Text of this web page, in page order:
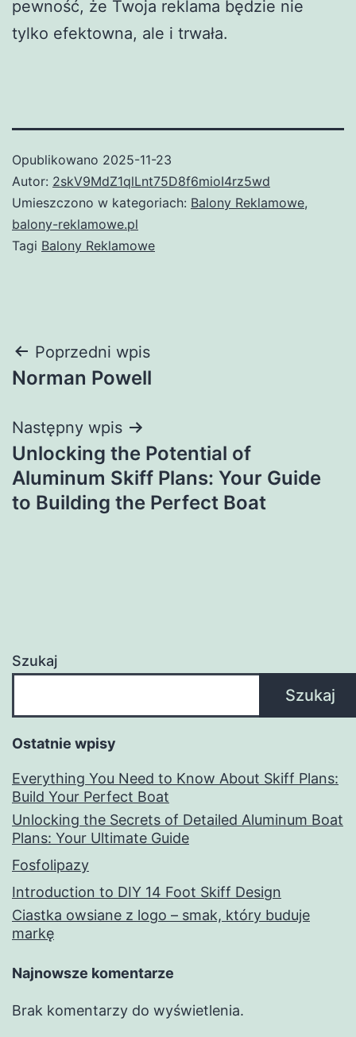
pewność, że Twoja reklama będzie nie
tylko efektowna, ale i trwała.
Opublikowano 2025-11-23
Autor: 2skV9MdZ1qlLnt75D8f6mioI4rz5wd
Umieszczono w kategoriach: Balony Reklamowe,
balony-reklamowe.pl
Tagi Balony Reklamowe
Nawigacja
wpisu
Poprzedni wpis
Norman Powell
Następny wpis
Unlocking the Potential of
Aluminum Skiff Plans: Your Guide
to Building the Perfect Boat
Szukaj
Szukaj
Ostatnie wpisy
Everything You Need to Know About Skiff Plans:
Build Your Perfect Boat
Unlocking the Secrets of Detailed Aluminum Boat
Plans: Your Ultimate Guide
Fosfolipazy
Introduction to DIY 14 Foot Skiff Design
Ciastka owsiane z logo – smak, który buduje
markę
Najnowsze komentarze
Brak komentarzy do wyświetlenia.